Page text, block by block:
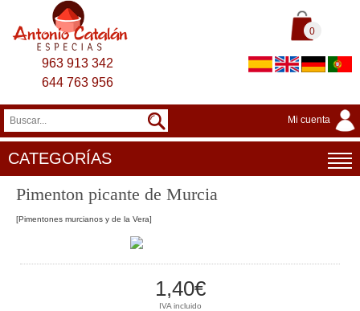
0
963 913 342
644 763 956
Mi cuenta
CATEGORÍAS
Pimenton picante de Murcia
[Pimentones murcianos y de la Vera]
1,40€
IVA incluido